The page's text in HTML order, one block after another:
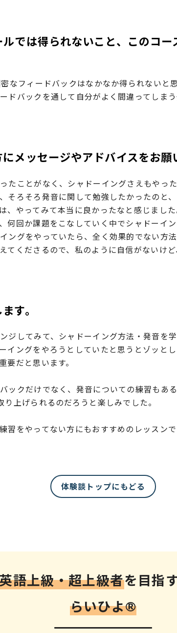
では得られないこと、このコ
なフィードバックはなかなか得られないと
ドバックを通して自分がよく間違ってしま
メッセージやアドバイスをお願
たことがなく、シャドーイングさえもやっ
そろそろ発音に関して勉強したかったのと
、やってみて本当に良かったなと感じまし
何回か課題をこなしていく中でシャドーイ
ングをやっていたら、全く効果的でない方
てくださるので、私のように自信がないけ
す。
ジしてみて、シャドーイング方法・発音を
イングをやろうとしていたと思うとゾッと
要だと思います。
ックだけでなく、発音についての練習もあ
上げられるのだろうと楽しみでした。
習をやってない方にもおすすめのレッスンで
体験談トップにもどる
語上級・超上級者を目指
らいひよ®︎